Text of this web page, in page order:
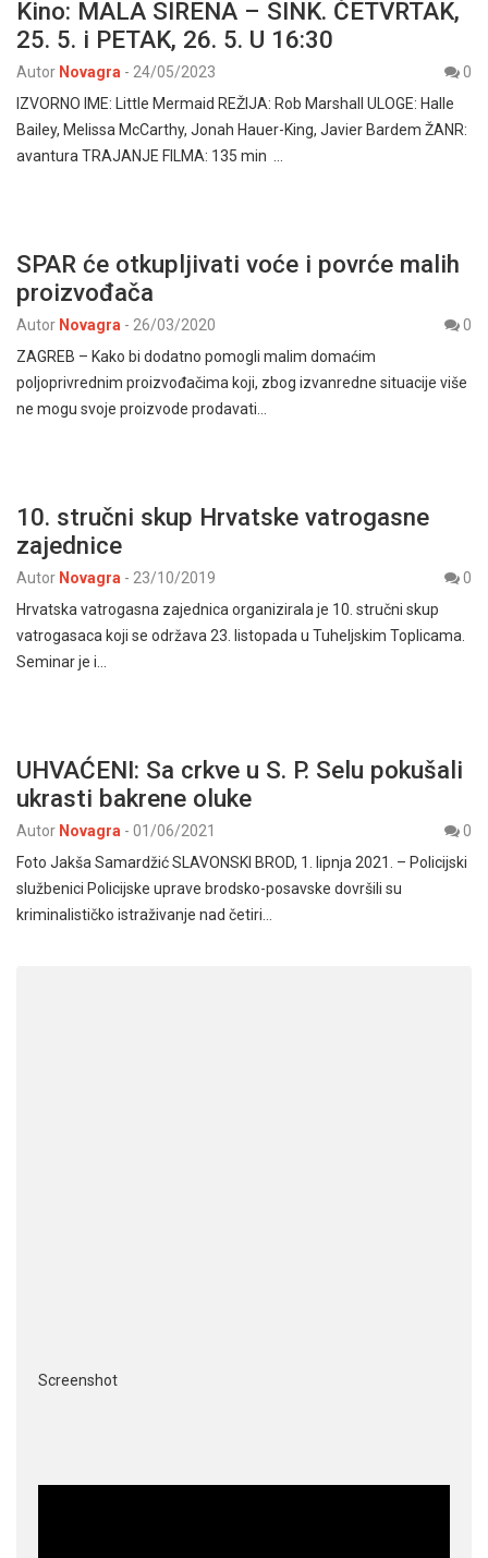
Kino: MALA SIRENA – SINK. ČETVRTAK,
25. 5. i PETAK, 26. 5. U 16:30
Autor Novagra - 24/05/2023
0
IZVORNO IME: Little Mermaid REŽIJA: Rob Marshall ULOGE: Halle
Bailey, Melissa McCarthy, Jonah Hauer-King, Javier Bardem ŽANR:
avantura TRAJANJE FILMA: 135 min …
SPAR će otkupljivati voće i povrće malih
proizvođača
Autor Novagra - 26/03/2020
0
ZAGREB – Kako bi dodatno pomogli malim domaćim
poljoprivrednim proizvođačima koji, zbog izvanredne situacije više
ne mogu svoje proizvode prodavati…
10. stručni skup Hrvatske vatrogasne
zajednice
Autor Novagra - 23/10/2019
0
Hrvatska vatrogasna zajednica organizirala je 10. stručni skup
vatrogasaca koji se održava 23. listopada u Tuheljskim Toplicama.
Seminar je i…
UHVAĆENI: Sa crkve u S. P. Selu pokušali
ukrasti bakrene oluke
Autor Novagra - 01/06/2021
0
Foto Jakša Samardžić SLAVONSKI BROD, 1. lipnja 2021. – Policijski
službenici Policijske uprave brodsko-posavske dovršili su
kriminalističko istraživanje nad četiri…
Screenshot